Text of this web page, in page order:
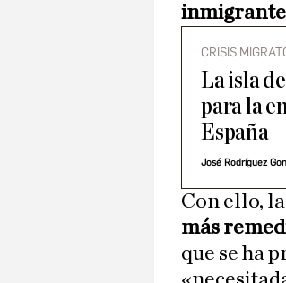
CRISIS
La isla
para la
España
José Rodríguez
Con ello,
más
que se ha